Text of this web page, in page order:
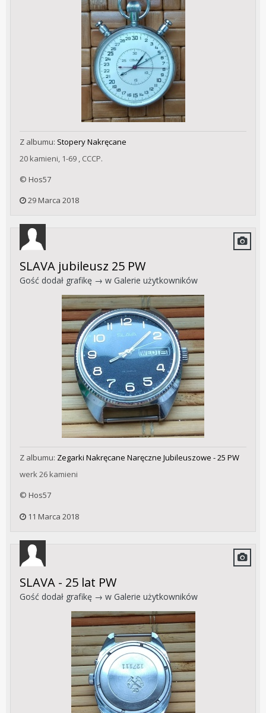
Z albumu: Stopery Nakręcane
20 kamieni, 1-69 , CCCP.
© Hos57
29 Marca 2018
SLAVA jubileusz 25 PW
Gość dodał grafikę → w Galerie użytkowników
Z albumu: Zegarki Nakręcane Naręczne Jubileuszowe - 25 PW
werk 26 kamieni
© Hos57
11 Marca 2018
SLAVA - 25 lat PW
Gość dodał grafikę → w Galerie użytkowników